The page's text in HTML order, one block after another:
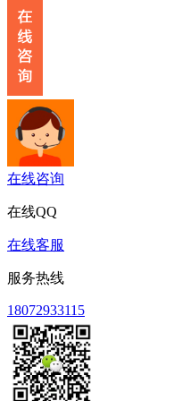
在线咨询
在线QQ
在线客服
服务热线
18072933115